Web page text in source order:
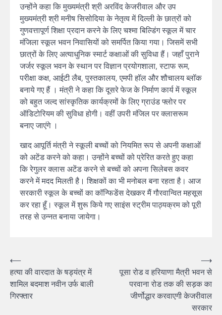
उन्होंने कहा कि मुख्यमंत्री श्री अरविंद केजरीवाल और उप
मुख्यमंत्री श्री मनीष सिसोदिया के नेतृत्व में दिल्ली के छात्रों को
गुणवत्तापूर्ण शिक्षा प्रदान करने के लिए चश्मा बिल्डिंग स्कूल में चार
मंजिला स्कूल भवन निवासियों को समर्पित किया गया। जिसमें सभी
छात्रों के लिए अत्याधुनिक स्मार्ट कक्षाओं की सुविधा हैं। जहाँ पुराने
जर्जर स्कूल भवन के स्थान पर विज्ञान प्रयोगशाला, स्टाफ रूम,
परीक्षा कक्ष, आईटी लैब, पुस्तकालय, एमपी हॉल और शौचालय ब्लॉक
बनाये गए हैं । मंत्री ने कहा कि दूसरे फेज के निर्माण कार्य में स्कूल
को बहुत जल्द सांस्कृतिक कार्यक्रमों के लिए ग्राउंड फ्लोर पर
ऑडिटोरियम की सुविधा होगी। वहीं उपरी मंजिल पर क्लासरूम
बनाए जाएंगे ।
खाद आपूर्ति मंत्री ने स्कूली बच्चों को नियमित रूप से अपनी कक्षाओं
को अटेंड करने को कहा। उन्होंने बच्चों को प्रेरित करते हुए कहा
कि रेगुलर क्लास अटेंड करने से बच्चों को अपना सिलेबस कवर
करने में मदद मिलती है। शिक्षकों का भी मनोबल बना रहता है। आज
सरकारी स्कूल के बच्चों का कॉन्फिडेंस देखकर मैं गौरवान्वित महसूस
कर रहा हूँ। स्कूल में शुरू किये गए साइंस स्ट्रीम पाठ्यक्रम को पूरी
तरह से उन्नत बनाया जायेगा।
Post
navigation
⟵
हत्या की वारदात के षड्यंत्र में
शामिल बदमाश नवीन उर्फ बाली
गिरफ्तार
पूसा रोड व हरियाणा मैत्री भवन से
परवाना रोड तक की सड़क का
जीर्णोद्धार करवाएगी केजरीवाल
सरकार
⟶